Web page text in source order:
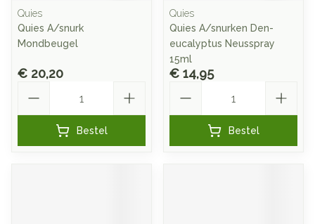
Quies
Quies A/snurk
Mondbeugel
€ 20,20
Bestel
Quies
Quies A/snurken Den-
eucalyptus Neusspray
15ml
€ 14,95
Bestel